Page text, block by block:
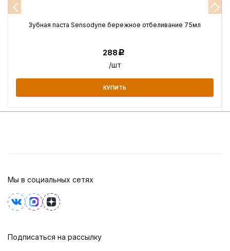
Зубная паста Sensodyne бережное отбеливание 75мл
288Р
/шт
КУПИТЬ
Мы в социальных сетях
Подписаться на рассылку